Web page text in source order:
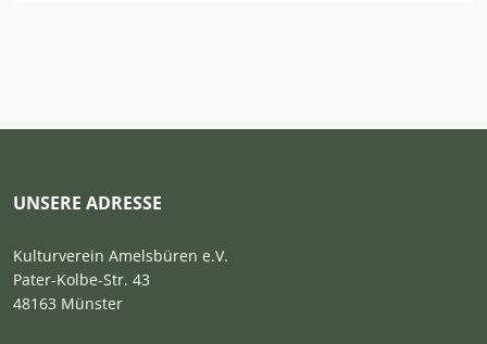
UNSERE ADRESSE
Kulturverein Amelsbüren e.V.
Pater-Kolbe-Str. 43
48163 Münster